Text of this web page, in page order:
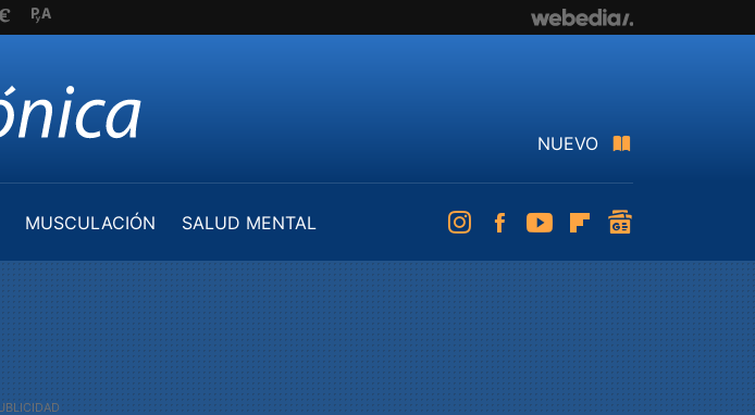
NUEVO
MUSCULACIÓN
SALUD MENTAL
InstagramFacebookYoutubeFlipboard